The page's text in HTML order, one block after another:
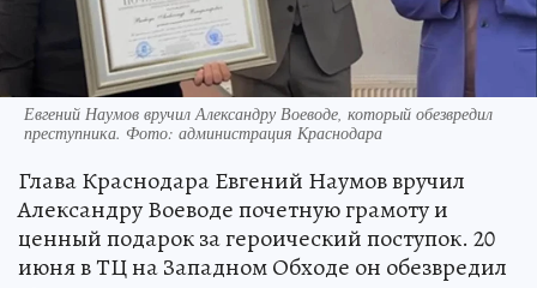
Евгений Наумов вручил Александру Воеводе, который обезвредил
преступника. Фото: администрация Краснодара
Глава Краснодара Евгений Наумов вручил
Александру Воеводе почетную грамоту и
ценный подарок за героический поступок. 20
июня в ТЦ на Западном Обходе он обезвредил